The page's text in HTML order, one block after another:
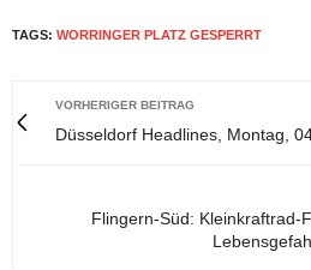
TAGS: WORRINGER PLATZ GESPERRT
VORHERIGER BEITRAG
Düsseldorf Headlines, Montag,
Flingern-Süd: Kleinkraftrad-